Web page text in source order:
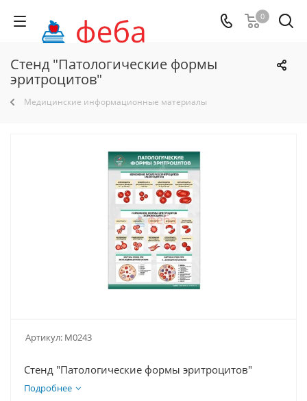
0
Стенд "Патологические формы
эритроцитов"
Медицинские информационные материалы
Артикул: М0243
Стенд "Патологические формы эритроцитов"
Подробнее